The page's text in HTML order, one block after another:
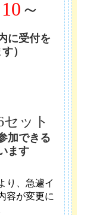
～
に受付を
）
ット
加できる
ます
り、急遽イ
容が変更に